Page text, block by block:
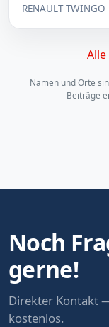
RENAULT TWINGO
Namen und Orte
Beiträge
Noch
gerne!
Direkter Kontakt
kostenlos.